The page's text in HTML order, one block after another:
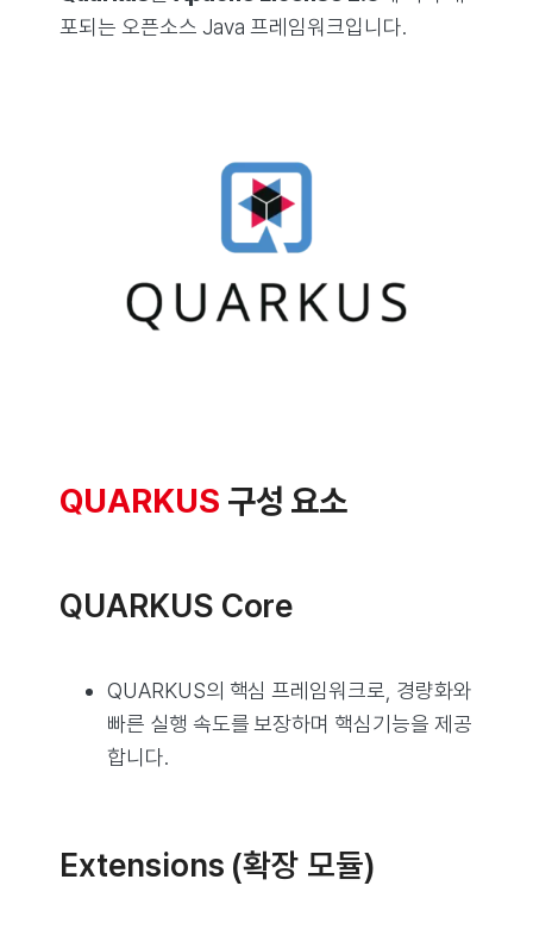
포되는 오픈소스 Java 프레임워크입니다.
QUARKUS 구성 요소
QUARKUS Core
QUARKUS의 핵심 프레임워크로, 경량화와
빠른 실행 속도를 보장하며 핵심기능을 제공
합니다.
Extensions (확장 모듈)